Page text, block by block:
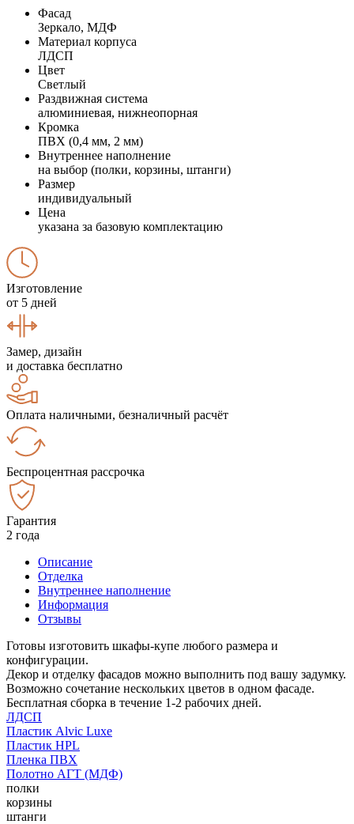
Фасад
Зеркало, МДФ
Материал корпуса
ЛДСП
Цвет
Светлый
Раздвижная система
алюминиевая, нижнеопорная
Кромка
ПВХ (0,4 мм, 2 мм)
Внутреннее наполнение
на выбор (полки, корзины, штанги)
Размер
индивидуальный
Цена
указана за базовую комплектацию
Изготовление
от 5 дней
Замер, дизайн
и доставка бесплатно
Оплата наличными, безналичный расчёт
Беспроцентная рассрочка
Гарантия
2 года
Описание
Отделка
Внутреннее наполнение
Информация
Отзывы
Готовы изготовить шкафы-купе любого размера и
конфигурации.
Декор и отделку фасадов можно выполнить под вашу задумку.
Возможно сочетание нескольких цветов в одном фасаде.
Бесплатная сборка в течение 1-2 рабочих дней.
ЛДСП
Пластик Alvic Luxe
Пластик HPL
Пленка ПВХ
Полотно АГТ (МДФ)
полки
корзины
штанги